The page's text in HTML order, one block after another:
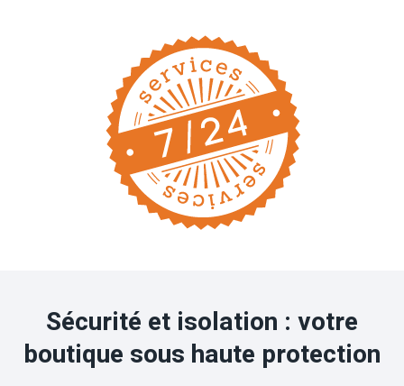
Sécurité et isolation : votre
boutique sous haute protection